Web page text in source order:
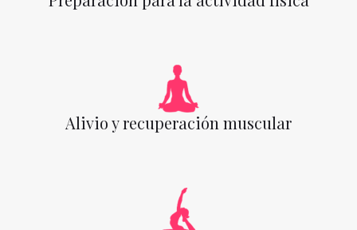
Alivio y recuperación muscular